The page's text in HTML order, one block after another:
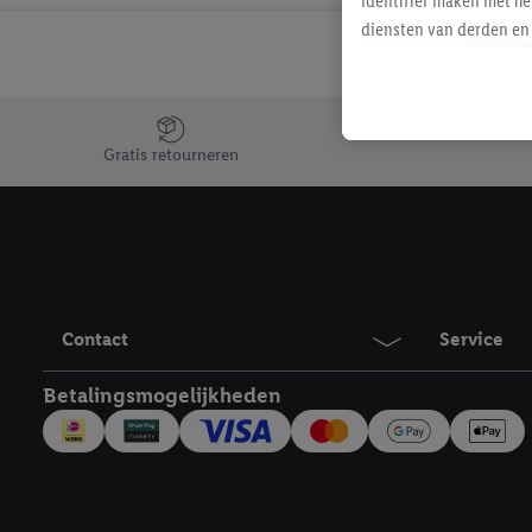
Jouw voordelen bij ons als Lidl webshop klant
Gratis retourneren
Contact Service
Betalingsmogelijkheden
diensten van derden
Als je hiervoor
eerder interesse hebt
maar het niet te
mailadres en met
Onder "Aanpassen"
Door te klikken op
technieken worden
inclusief over de
trekken, vind je in onze
over de cookies die